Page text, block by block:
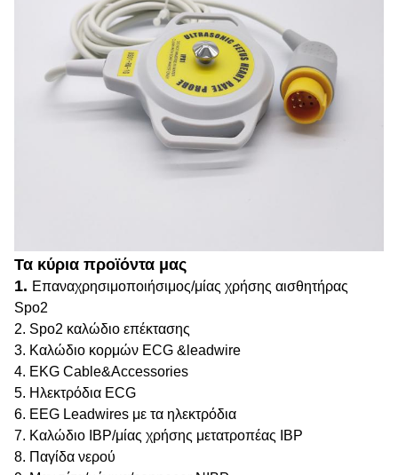
Τα κύρια προϊόντα μας
1. Επαναχρησιμοποιήσιμος/μίας χρήσης αισθητήρας
Spo2
2. Spo2 καλώδιο επέκτασης
3. Καλώδιο κορμών ECG &leadwire
4. EKG Cable&Accessories
5. Ηλεκτρόδια ECG
6. EEG Leadwires με τα ηλεκτρόδια
7. Καλώδιο IBP/μίας χρήσης μετατροπέας IBP
8. Παγίδα νερού